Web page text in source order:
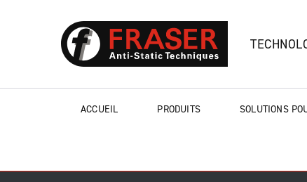
ACCUEIL PRODUITS SOLUTIONS